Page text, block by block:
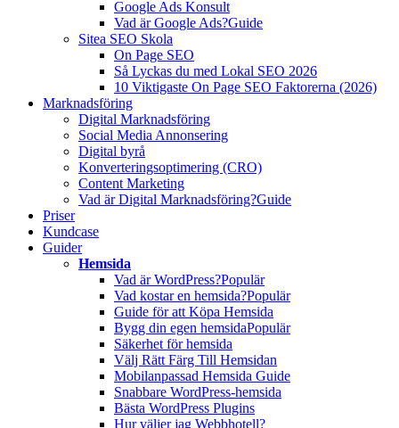
Google Ads Konsult
Vad är Google Ads?Guide
Sitea SEO Skola
On Page SEO
Så Lyckas du med Lokal SEO 2026
10 Viktigaste On Page SEO Faktorerna (2026)
Marknadsföring
Digital Marknadsföring
Social Media Annonsering
Digital byrå
Konverteringsoptimering (CRO)
Content Marketing
Vad är Digital Marknadsföring?Guide
Priser
Kundcase
Guider
Hemsida
Vad är WordPress?Populär
Vad kostar en hemsida?Populär
Guide för att Köpa Hemsida
Bygg din egen hemsidaPopulär
Säkerhet för hemsida
Välj Rätt Färg Till Hemsidan
Mobilanpassad Hemsida Guide
Snabbare WordPress-hemsida
Bästa WordPress Plugins
Hur väljer jag Webbhotell?